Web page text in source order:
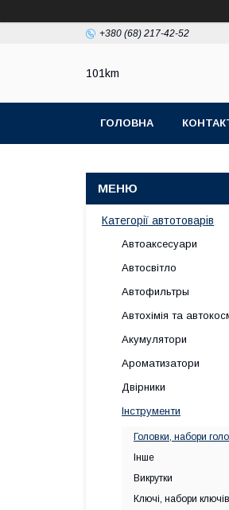
+380 (68) 217-42-52
101km
ГОЛОВНА
Категорії автотоварів
Автоаксесуари
Автосвітло
Автофильтры
Автохімія та
Акумулятори
Ароматизатори
Двірники
Інструменти
Головки, набори
Інше
Викрутки
Ключі, набори ключів